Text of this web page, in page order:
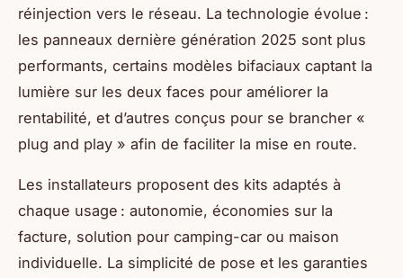
réinjection vers le réseau. La technologie évolue :
les panneaux dernière génération 2025 sont plus
performants, certains modèles bifaciaux captant la
lumière sur les deux faces pour améliorer la
rentabilité, et d’autres conçus pour se brancher «
plug and play » afin de faciliter la mise en route.
Les installateurs proposent des kits adaptés à
chaque usage : autonomie, économies sur la
facture, solution pour camping-car ou maison
individuelle. La simplicité de pose et les garanties